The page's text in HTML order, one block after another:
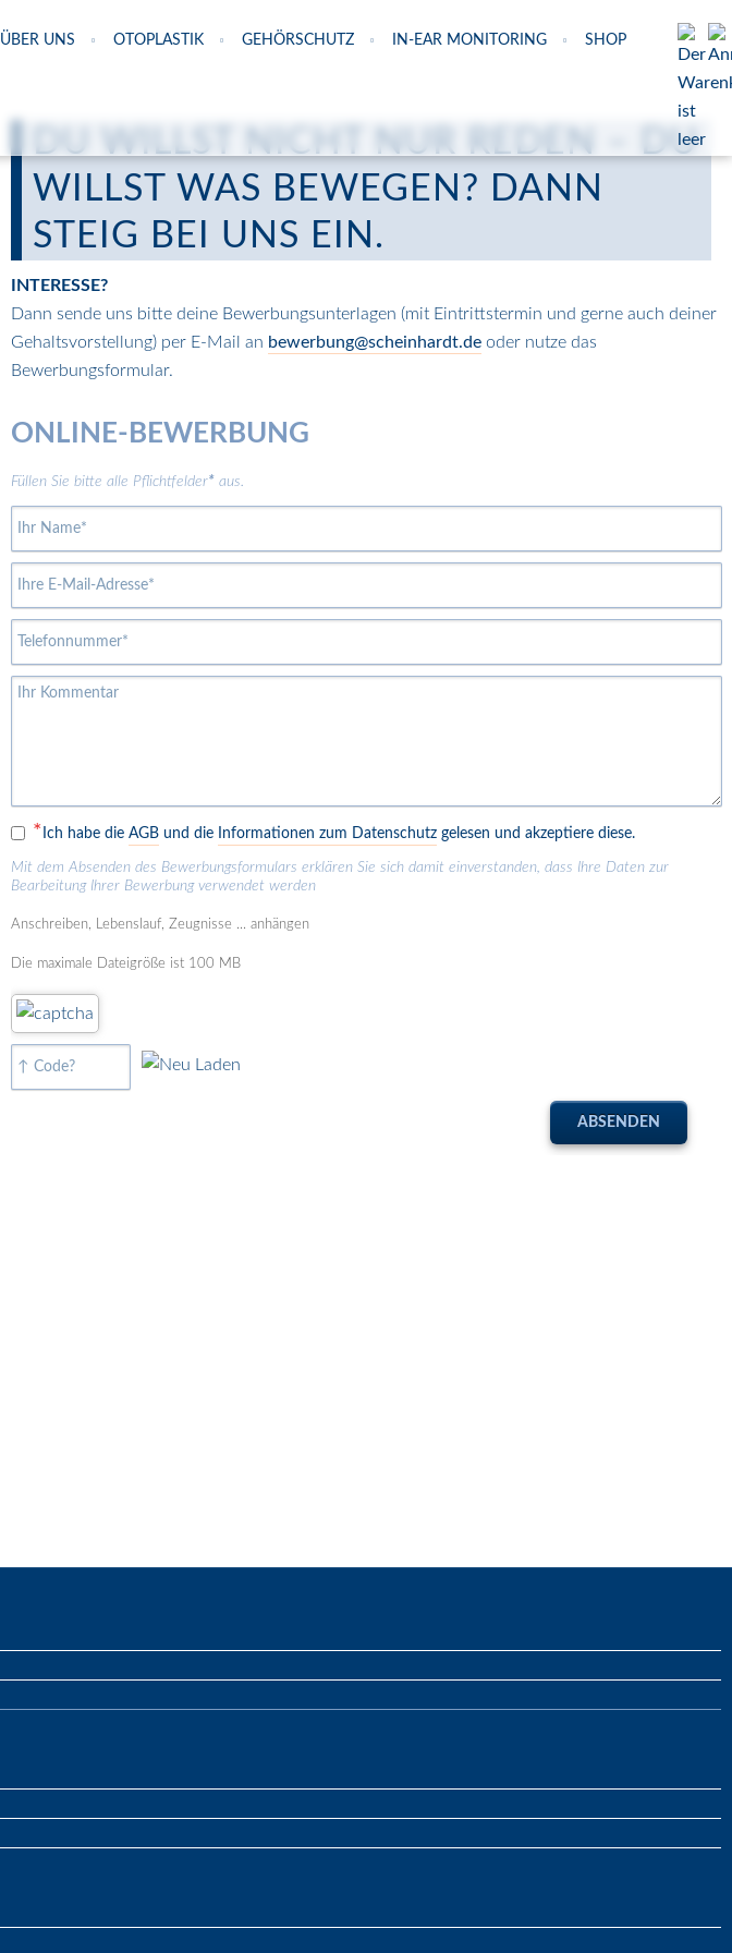
ÜBER UNS OTOPLASTIK GEHÖRSCHUTZ IN-EAR MONITORING SHOP
DU WILLST NICHT NUR REDEN – DU
WILLST WAS BEWEGEN? DANN
STEIG BEI UNS EIN.
INTERESSE?
Dann sende uns bitte deine Bewerbungsunterlagen (mit Eintrittstermin und gerne auch deiner
Gehaltsvorstellung) per E-Mail an bewerbung@scheinhardt.de oder nutze das
Bewerbungsformular.
ONLINE-BEWERBUNG
Füllen Sie bitte alle Pflichtfelder* aus.
Ich habe dieAGB und die Informationen zum Datenschutz gelesen und akzeptiere diese.
Mit dem Absenden des Bewerbungsformulars erklären Sie sich damit einverstanden, dass Ihre Daten zur
Bearbeitung Ihrer Bewerbung verwendet werden
Anschreiben, Lebenslauf, Zeugnisse ... anhängen
Die maximale Dateigröße ist 100 MB
ABSENDEN